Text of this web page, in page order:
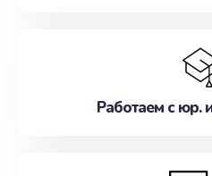
Работаем с юр.